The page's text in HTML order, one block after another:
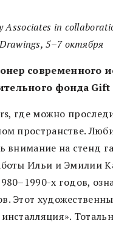
Associates in
5–7 октября
современного
фонда
где можно
пространстве.
внимание на стенд
Ильи и Эмилии
х годов,
Этот